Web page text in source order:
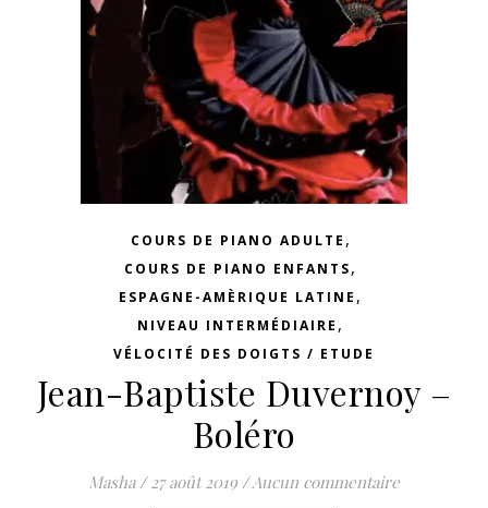
COURS DE PIANO ADULTE ,
COURS DE PIANO ENFANTS,
ESPAGNE-AMÈRIQUE LATINE ,
NIVEAU INTERMÉDIAIRE ,
VÉLOCITÉ DES DOIGTS / ETUDE
Jean-Baptiste Duvernoy –
Boléro
Masha / 27 août 2019 /Aucun commentaire